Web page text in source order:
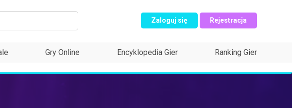
Zaloguj się Rejestracja
Gry Online Encyklopedia Gier Ranking Gier